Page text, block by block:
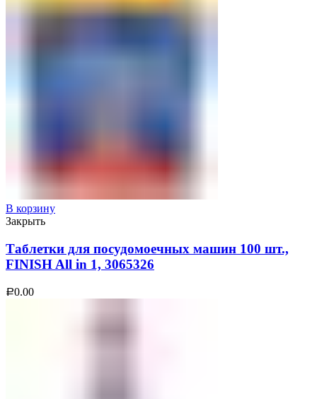
В корзину
Закрыть
Таблетки для посудомоечных машин 100 шт.,
FINISH All in 1, 3065326
Р0.00